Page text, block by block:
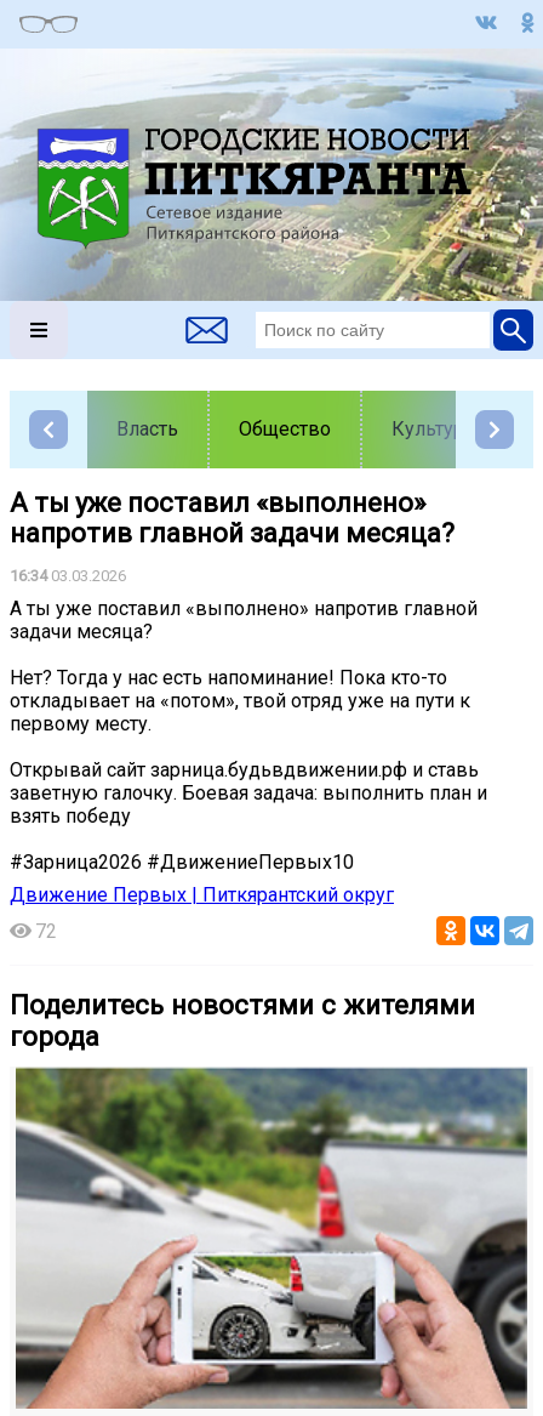
Власть Общество Культура
А ты уже поставил «выполнено»
напротив главной задачи месяца?
16:3403.03.2026
А ты уже поставил «выполнено» напротив главной
задачи месяца?
Нет? Тогда у нас есть напоминание! Пока кто-то
откладывает на «потом», твой отряд уже на пути к
первому месту.
Открывай сайт зарница.будьвдвижении.рф и ставь
заветную галочку. Боевая задача: выполнить план и
взять победу
#Зарница2026 #ДвижениеПервых10
Движение Первых | Питкярантский округ
72
Поделитесь новостями с жителями
города